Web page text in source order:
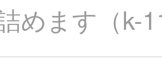
めます（k-